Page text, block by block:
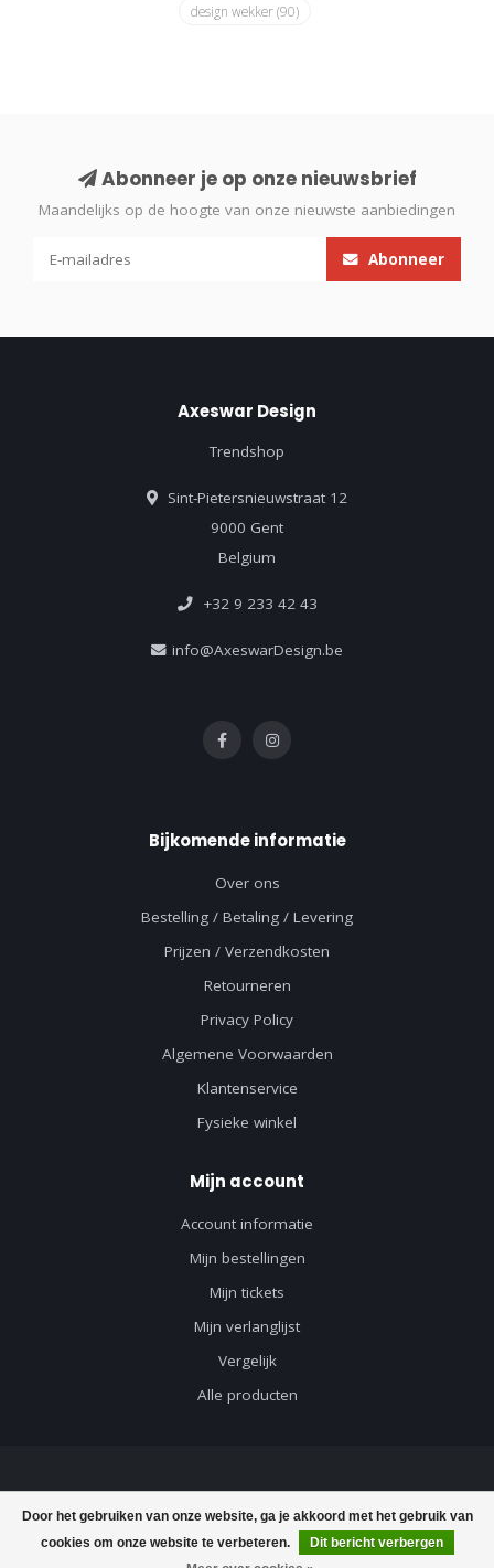
design wekker(90)
Door het gebruiken van onze website, ga je akkoord met het gebruik van
cookies om onze website te verbeteren.
Dit bericht verbergen
Abonneer je op onze nieuwsbrief
Maandelijks op de hoogte van onze nieuwste aanbiedingen
Abonneer
Axeswar Design
Trendshop
Sint-Pietersnieuwstraat 12
9000 Gent
Belgium
+32 9 233 42 43
info@AxeswarDesign.be
Bijkomende informatie
Over ons
Bestelling / Betaling / Levering
Prijzen / Verzendkosten
Retourneren
Privacy Policy
Algemene Voorwaarden
Klantenservice
Fysieke winkel
Mijn account
Account informatie
Mijn bestellingen
Mijn tickets
Mijn verlanglijst
Vergelijk
Alle producten
© Copyright 2026 Axeswar Design - Powered byLightspeed-Lightspeed
design byDyvelopment